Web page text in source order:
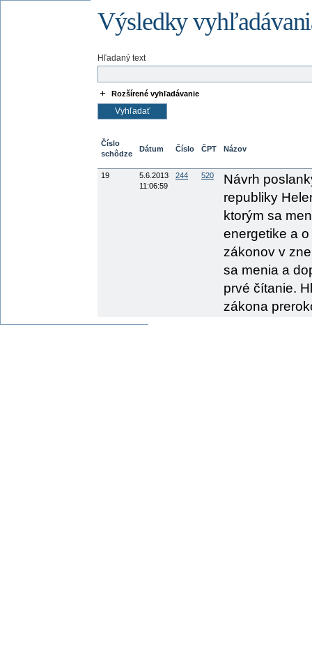
Výsledky
Hľadaný text
Rozšírené vyhľadávanie
Číslo
schôdze
Dátum Číslo ČPT Názov
19
5.6.2013
11:06:59
244 520
Návrh
republiky
ktorým sa
energetike a
zákonov v
sa menia a
prvé čítanie.
zákona